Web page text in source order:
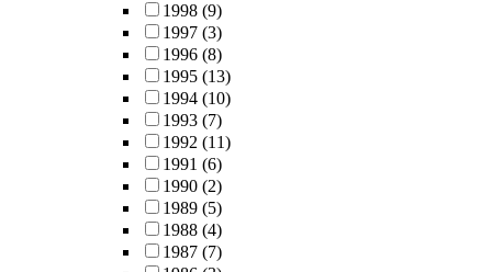
1998 (9)
1997 (3)
1996 (8)
1995 (13)
1994 (10)
1993 (7)
1992 (11)
1991 (6)
1990 (2)
1989 (5)
1988 (4)
1987 (7)